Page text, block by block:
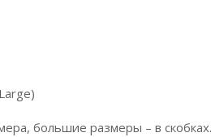
большие размеры – в скобках.